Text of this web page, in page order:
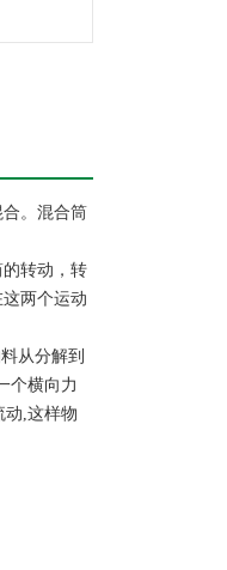
。混合筒
转动，转
两个运动
从分解到
个横向力
动,这样物